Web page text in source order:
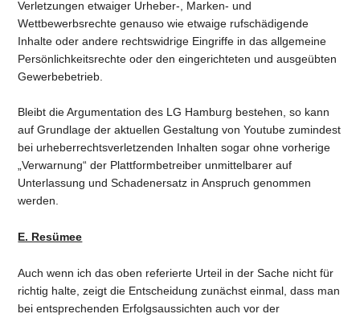
Verletzungen etwaiger Urheber-, Marken- und
Wettbewerbsrechte genauso wie etwaige rufschädigende
Inhalte oder andere rechtswidrige Eingriffe in das allgemeine
Persönlichkeitsrechte oder den eingerichteten und ausgeübten
Gewerbebetrieb.
Bleibt die Argumentation des LG Hamburg bestehen, so kann
auf Grundlage der aktuellen Gestaltung von Youtube zumindest
bei urheberrechtsverletzenden Inhalten sogar ohne vorherige
„Verwarnung“ der Plattformbetreiber unmittelbarer auf
Unterlassung und Schadenersatz in Anspruch genommen
werden.
E. Resümee
Auch wenn ich das oben referierte Urteil in der Sache nicht für
richtig halte, zeigt die Entscheidung zunächst einmal, dass man
bei entsprechenden Erfolgsaussichten auch vor der